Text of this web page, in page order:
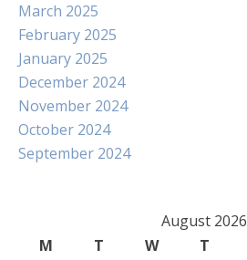
March 2025
February 2025
January 2025
December 2024
November 2024
October 2024
September 2024
August 2026
M
T W T